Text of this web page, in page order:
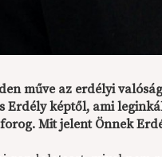
műve az erdélyi
Erdély képtől, ami
Mit jelent Önnek